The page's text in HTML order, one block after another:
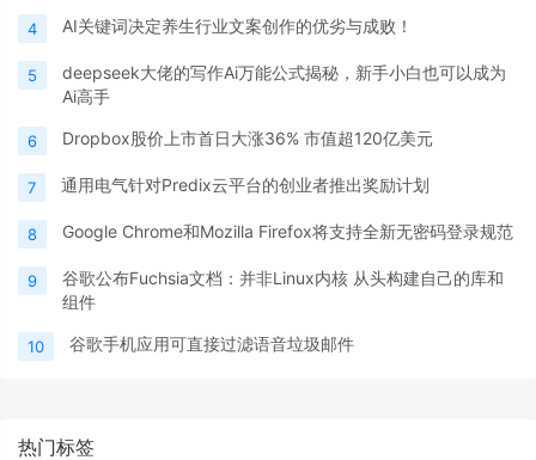
4 AI关键词决定养生行业文案创作的优劣与成败！
5
deepseek大佬的写作Ai万能公式揭秘，新手小白也可以成为
Ai高手
6 Dropbox股价上市首日大涨36% 市值超120亿美元
7 通用电气针对Predix云平台的创业者推出奖励计划
8 Google Chrome和Mozilla Firefox将支持全新无密码登录规范
9
谷歌公布Fuchsia文档：并非Linux内核 从头构建自己的库和
组件
10 谷歌手机应用可直接过滤语音垃圾邮件
热门标签